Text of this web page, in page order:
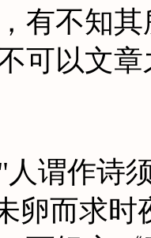
有不知
可以文
作诗须
卵而求时